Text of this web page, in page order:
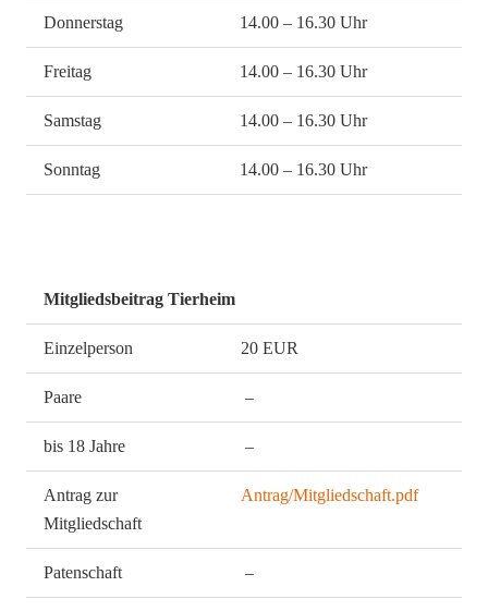
Donnerstag 14.00 – 16.30 Uhr
Freitag 14.00 – 16.30 Uhr
Samstag 14.00 – 16.30 Uhr
Sonntag 14.00 – 16.30 Uhr
Mitgliedsbeitrag Tierheim
Einzelperson 20 EUR
Paare –
bis 18 Jahre –
Antrag zur
Mitgliedschaft
Antrag/Mitgliedschaft.pdf
Patenschaft –